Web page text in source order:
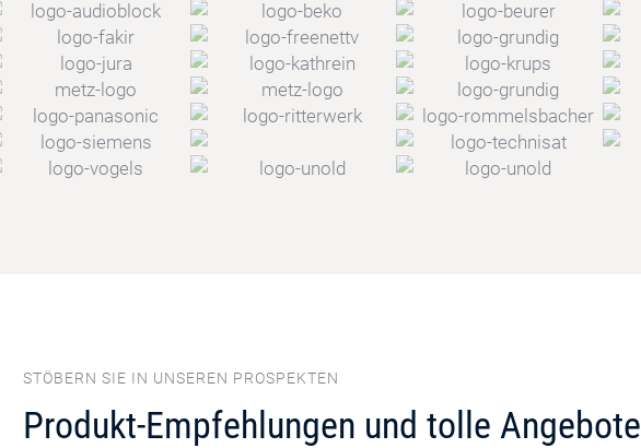
STÖBERN SIE IN UNSEREN PROSPEKTEN
Produkt-Empfehlungen und tolle Angebote